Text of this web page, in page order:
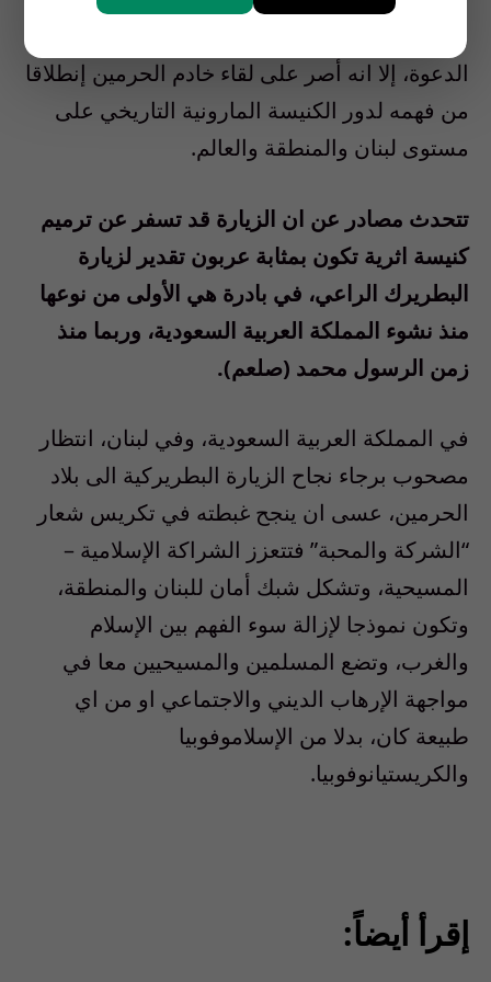
ورغم محاولات حثيثة، وجدية، لثني الراعي عن تلبية
الدعوة، إلا انه أصر على لقاء خادم الحرمين إنطلاقا
من فهمه لدور الكنيسة المارونية التاريخي على
مستوى لبنان والمنطقة والعالم.
تتحدث مصادر عن ان الزيارة قد تسفر عن ترميم
كنيسة اثرية تكون بمثابة عربون تقدير لزيارة
البطريرك الراعي، في بادرة هي الأولى من نوعها
منذ نشوء المملكة العربية السعودية، وربما منذ
زمن الرسول محمد (صلعم).
في المملكة العربية السعودية، وفي لبنان، انتظار
مصحوب برجاء نجاح الزيارة البطريركية الى بلاد
الحرمين، عسى ان ينجح غبطته في تكريس شعار
“الشركة والمحبة” فتتعزز الشراكة الإسلامية –
المسيحية، وتشكل شبك أمان للبنان والمنطقة،
وتكون نموذجا لإزالة سوء الفهم بين الإسلام
والغرب، وتضع المسلمين والمسيحيين معا في
مواجهة الإرهاب الديني والاجتماعي او من اي
طبيعة كان، بدلا من الإسلاموفوبيا
والكريستيانوفوبيا.
إقرأ أيضاً: